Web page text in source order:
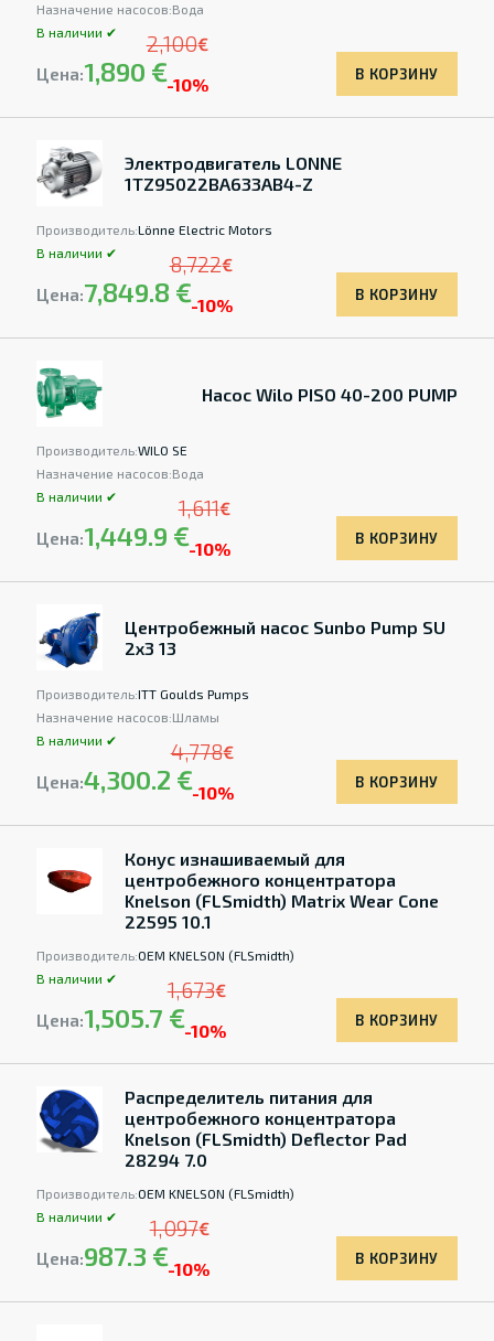
Назначение насосов:Вода
В наличии ✔
Цена:1,890 €
2,100€
-10%
В КОРЗИНУ
Электродвигатель LONNE
1TZ95022BA633AB4-Z
Производитель:Lönne Electric Motors
В наличии ✔
Цена:7,849.8 €
8,722€
-10%
В КОРЗИНУ
Насос Wilo PISO 40-200 PUMP
Производитель:WILO SE
Назначение насосов:Вода
В наличии ✔
Цена:1,449.9 €
1,611€
-10%
В КОРЗИНУ
Центробежный насос Sunbo Pump SU
2x3 13
Производитель:ITT Goulds Pumps
Назначение насосов:Шламы
В наличии ✔
Цена:4,300.2 €
4,778€
-10%
В КОРЗИНУ
Конус изнашиваемый для
центробежного концентратора
Knelson (FLSmidth) Matrix Wear Cone
22595 10.1
Производитель:OEM KNELSON (FLSmidth)
В наличии ✔
Цена:1,505.7 €
1,673€
-10%
В КОРЗИНУ
Распределитель питания для
центробежного концентратора
Knelson (FLSmidth) Deflector Pad
28294 7.0
Производитель:OEM KNELSON (FLSmidth)
В наличии ✔
Цена:987.3 €
1,097€
-10%
В КОРЗИНУ